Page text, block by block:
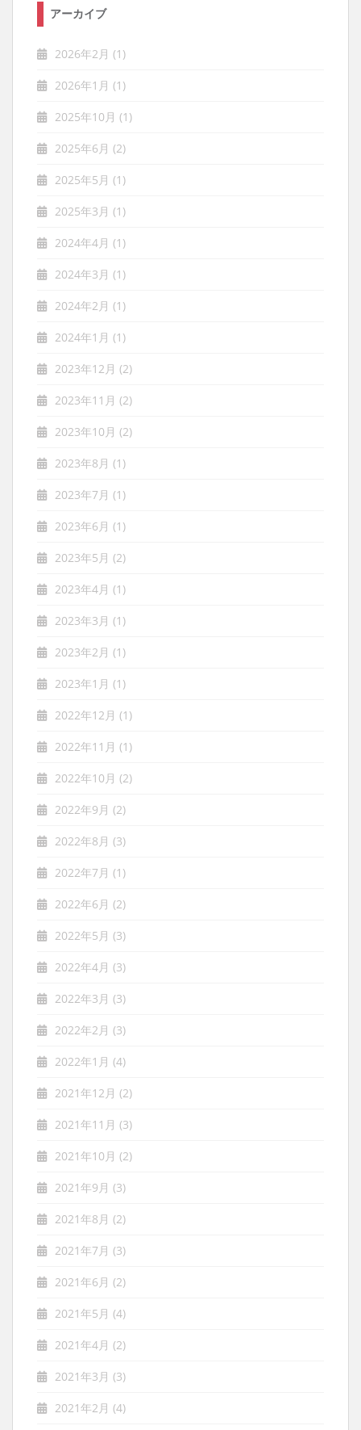
アーカイブ
2026年2月 (1)
2026年1月 (1)
2025年10月 (1)
2025年6月 (2)
2025年5月 (1)
2025年3月 (1)
2024年4月 (1)
2024年3月 (1)
2024年2月 (1)
2024年1月 (1)
2023年12月 (2)
2023年11月 (2)
2023年10月 (2)
2023年8月 (1)
2023年7月 (1)
2023年6月 (1)
2023年5月 (2)
2023年4月 (1)
2023年3月 (1)
2023年2月 (1)
2023年1月 (1)
2022年12月 (1)
2022年11月 (1)
2022年10月 (2)
2022年9月 (2)
2022年8月 (3)
2022年7月 (1)
2022年6月 (2)
2022年5月 (3)
2022年4月 (3)
2022年3月 (3)
2022年2月 (3)
2022年1月 (4)
2021年12月 (2)
2021年11月 (3)
2021年10月 (2)
2021年9月 (3)
2021年8月 (2)
2021年7月 (3)
2021年6月 (2)
2021年5月 (4)
2021年4月 (2)
2021年3月 (3)
2021年2月 (4)